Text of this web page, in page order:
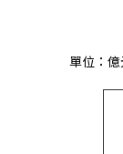
單位：